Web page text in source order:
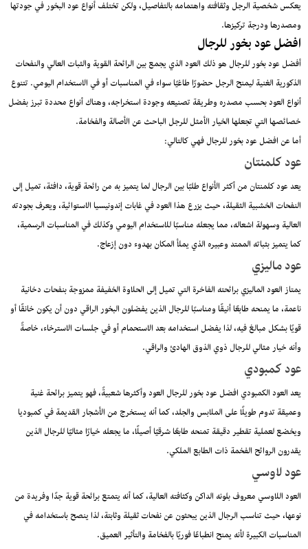
يعكس شخصية الرجل وثقافته واهتمامه بالتفاصيل، ولكن تختلف أنواع عود البخور في جودتها
ومصدرها ودرجة تركيزها.
افضل عود بخور للرجال
أفضل عود بخور للرجال هو ذلك العود الذي يجمع بين الرائحة القوية والثبات العالي والنفحات
الذكورية الغنية ليمنح الرجل حضورًا طاغيًا سواء في المناسبات أو في الاستخدام اليومي. تتنوع
أنواع العود بحسب مصدره وطريقة تصنيعه وجودة استخراجه، وهناك أنواع محددة تبرز بفضل
خصائصها التي تجعلها الخيار الأمثل للرجل الباحث عن الأصالة والفخامة.
أما عن افضل عود بخور للرجال فهي كالتالي:
عود كلمنتان
يعد عود كلمنتان من أكثر الأنواع طلبًا بين الرجال لما يتميز به من رائحة قوية، دافئة، تميل إلى
النفحات الخشبية الثقيلة، حيث يزرع هذا العود في غابات إندونيسيا الاستوائية، ويعرف بجودته
العالية وسهولة اشعاله، مما يجعله مناسبًا للاستخدام اليومي وكذلك في المناسبات الرسمية،
كما يتميز بثباته الممتد وعبيره الذي يملأ المكان بهدوء دون إزعاج.
عود ماليزي
يمتاز العود الماليزي برائحته الفاخرة التي تميل إلى الحلاوة الخفيفة ممزوجة بنفحات دخانية
ناعمة، ما يمنحه طابعًا أنيقًا ومناسبًا للرجال الذين يفضلون البخور الراقي دون أن يكون خانقًا أو
قويًا بشكل مبالغ فيه، لذا يفضل استخدامه بعد الاستحمام أو في جلسات الاسترخاء، خاصةً
وأنه خيار مثالي للرجال ذوي الذوق الهادئ والراقي.
عود كمبودي
يعد العود الكمبودي افضل عود بخور للرجال العود وأكثرها شعبيةً، فهو يتميز برائحة غنية
وعميقة تدوم طويلًا على الملابس والجلد، كما أنه يستخرج من الأشجار القديمة في كمبوديا
ويخضع لعملية تقطير دقيقة تمنحه طابعًا شرقيًا أصيلًا، ما يجعله خيارًا مثاليًا للرجال الذين
يقدرون الروائح الفخمة ذات الطابع الملكي.
عود لاوسي
العود اللاوسي معروف بلونه الداكن وكثافته العالية، كما أنه يتمتع برائحة قوية جدًا وفريدة من
نوعها، حيث تناسب الرجال الذين يبحثون عن نفحات ثقيلة وثابتة، لذا ينصح باستخدامه في
المناسبات الكبيرة لأنه يمنح انطباعًا فوريًا بالفخامة والتأثير العميق.